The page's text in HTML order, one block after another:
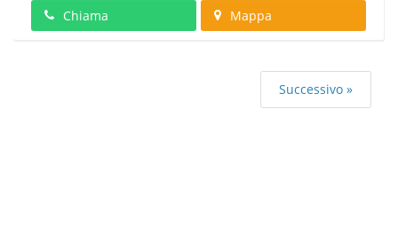
Chiama Mappa
Successivo »